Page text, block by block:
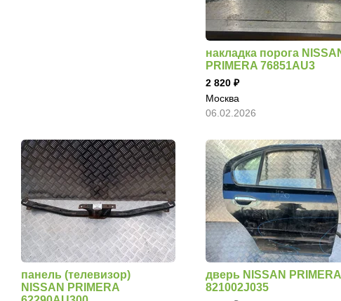
накладка порога
PRIMERA 76851AU3
2 820
Москва
06.02.2026
панель (телевизор)
NISSAN PRIMERA
дверь NISSAN PRIMERA
821002J035